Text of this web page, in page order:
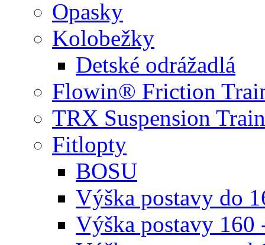
Opasky
Kolobežky
Detské odrážadlá
Flowin® Friction
TRX Suspension
Fitlopty
BOSU
Výška postavy do
Výška postavy 160